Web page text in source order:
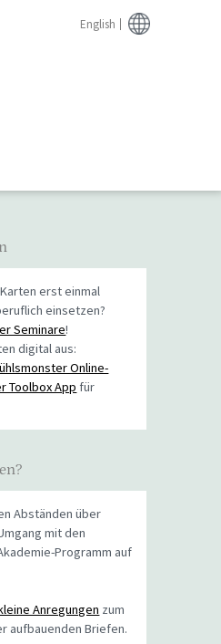
English
erst einmal
einsetzen?
Seminare!
digital aus:
Online-
Toolbox App für
Abständen über
mit den
Programm auf
Anregungen zum
aufbauenden Briefen.